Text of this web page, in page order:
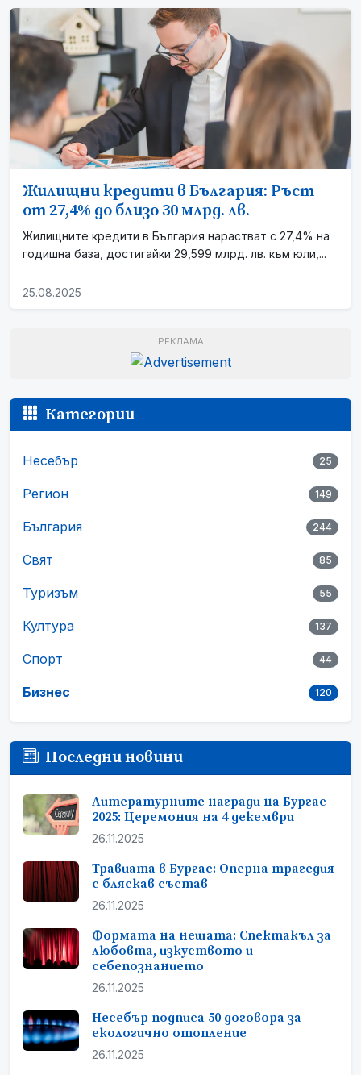
Жилищни кредити в България: Ръст
от 27,4% до близо 30 млрд. лв.
Жилищните кредити в България нарастват с 27,4% на
годишна база, достигайки 29,599 млрд. лв. към юли,...
25.08.2025
РЕКЛАМА
Категории
Несебър 25
Регион 149
България 244
Свят 85
Туризъм 55
Култура 137
Спорт 44
Бизнес 120
Последни новини
Литературните награди на Бургас
2025: Церемония на 4 декември
26.11.2025
Травиата в Бургас: Оперна трагедия
с бляскав състав
26.11.2025
Формата на нещата: Спектакъл за
любовта, изкуството и
себепознанието
26.11.2025
Несебър подписа 50 договора за
екологично отопление
26.11.2025